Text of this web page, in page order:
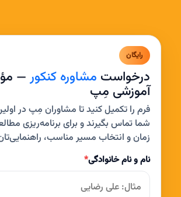
رایگان
درخواست مشاوره کنکور—
آموزشی مِپ
فرم را تکمیل کنید تا مشاوران مِپ در
شما تماس بگیرند و برای برنامه‌ریزی
زمان و انتخاب مسیر مناسب،
نام و نام خانوادگی*